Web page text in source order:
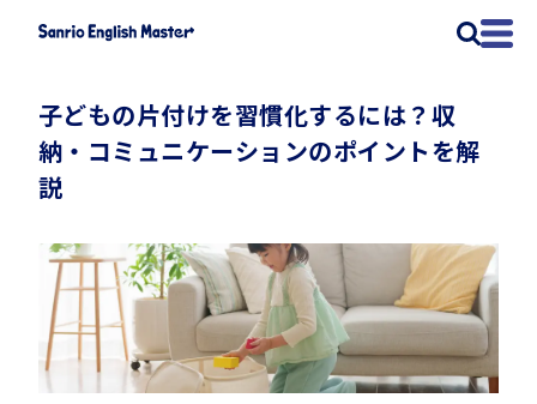
子どもの片付けを習慣化するには？収
納・コミュニケーションのポイントを解
説